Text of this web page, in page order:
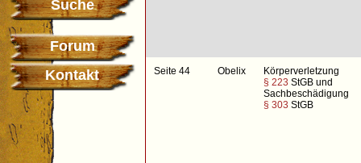
Suche
Forum
Kontakt
Seite 44 Obelix
Körperverletzung
§ 223 StGB und
Sachbeschädigung
§ 303 StGB